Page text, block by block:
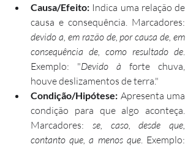
Causa/Efeito: Indica uma relação de
devido a, em razão de, por causa de, em
consequência de, como resultado de
Exemplo: "Devido à forte chuva,
houve deslizamentos de terra."
Condição/Hipótese: Apresenta uma
condição para que algo aconteça.
Marcadores: se, caso, desde que,
contanto que, a menos que. Exemplo: